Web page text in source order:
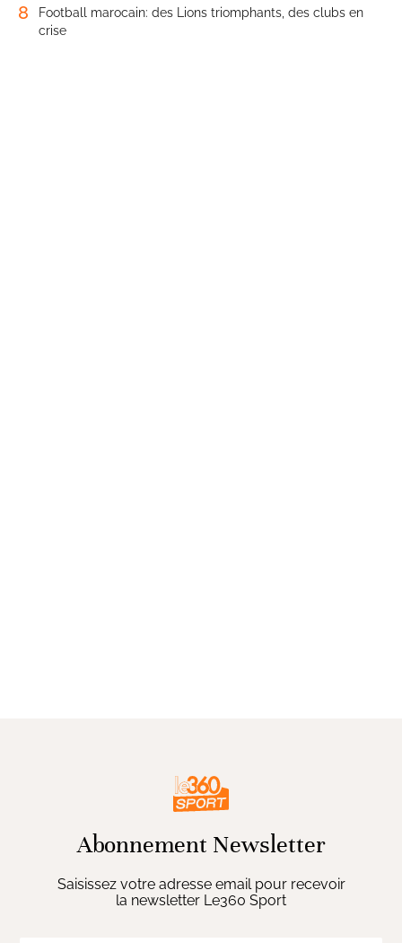
8
Football marocain: des Lions triomphants, des clubs en
crise
Abonnement Newsletter
Saisissez votre adresse email pour recevoir
la newsletter Le360 Sport